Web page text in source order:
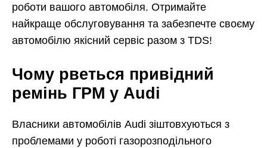
роботи вашого автомобіля. Отримайте
найкраще обслуговування та забезпечте своєму
автомобілю якісний сервіс разом з TDS!
Чому рветься привідний
ремінь ГРМ у Audi
Власники автомобілів Audi зіштовхуються з
проблемами у роботі газорозподільного